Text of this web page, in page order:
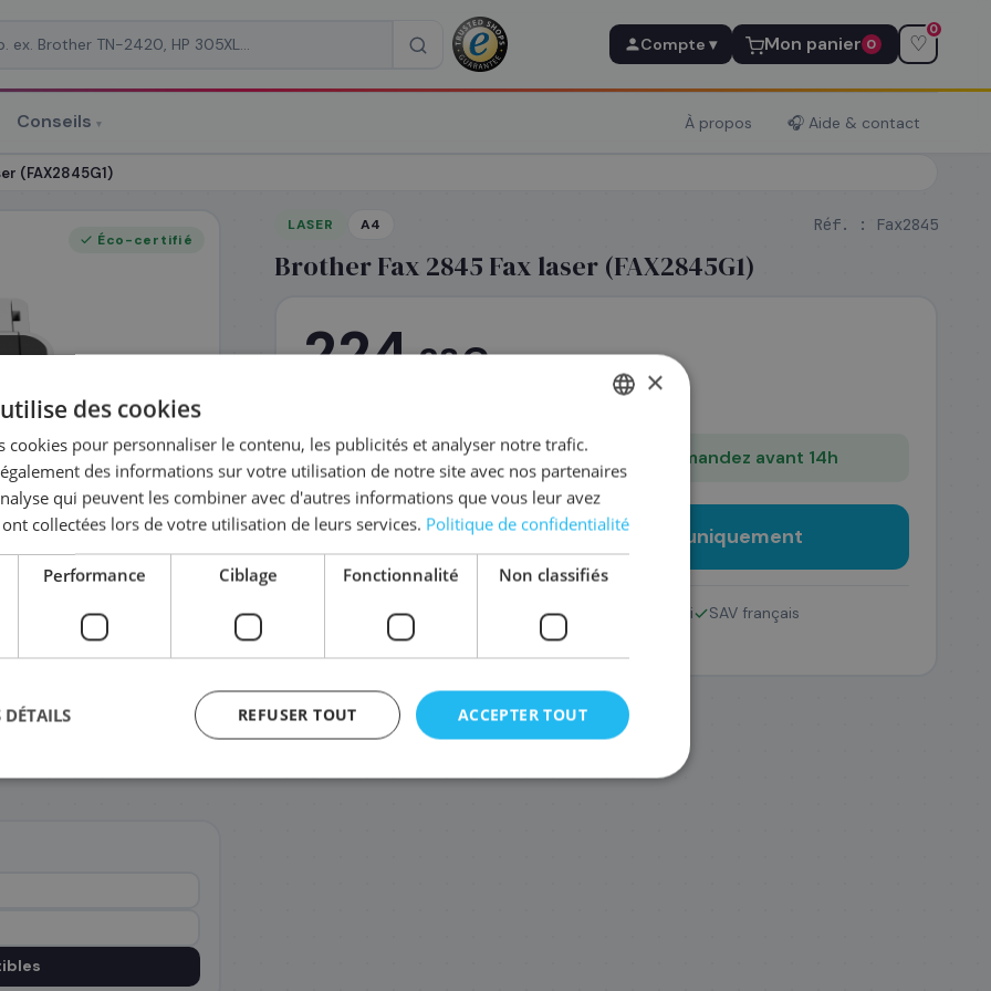
Compte ▾ Mon panier 0 ♡
0
Conseils ▾ À propos 🎧 Aide & contact
(FAX2845G1)
Éco-certifié
LASER A4 Réf. : Fax2845
Brother Fax 2845 Fax laser (FAX2845G1)
224,28€
Expédié le jour même en Express — commandez avant 14h
Commander l'imprimante uniquement
Paiement sécurisé SSL Emballage sécurisé garanti
SAV français
Facture pro incluse
ENGLISH
×
des cookies
cookies pour personnaliser le contenu, les publicités et analyser notre trafic.
des informations sur votre utilisation de notre site avec nos partenaires
qui peuvent les combiner avec d'autres informations que vous leur avez
collectées lors de votre utilisation de leurs services. Politique de confidentialité
Performance Ciblage Fonctionnalité Non classifiés
ACCEPTER TOUT
REFUSER TOUT
DÉTAILS